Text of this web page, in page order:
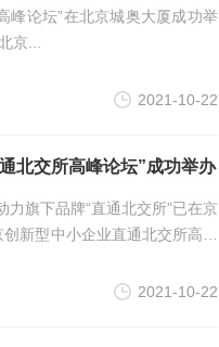
峰论坛”在北京城奥大厦成功举
京...
2021-10-22
北交所高峰论坛”成功举办
旗下品牌“直通北交所”已在京
新型中小企业直通北交所高峰
2021-10-22